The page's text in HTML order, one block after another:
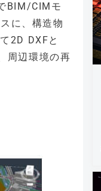
BIM/CIMモ
に、構造物
2D DXFと
周辺環境の再